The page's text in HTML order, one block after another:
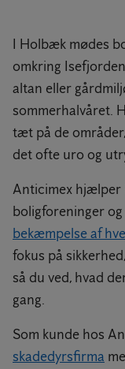
I Holbæk mødes
omkring
altan eller
sommerhalvåret.
tæt på de
det ofte uro og
Anticimex hjælper
boligforeninger
bekæmpelse af
fokus på
så du ved, hvad
gang.
Som kunde hos
skadedyrsfirma